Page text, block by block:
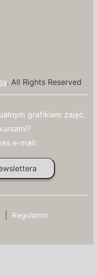
. All Rights Reserved
grafikiem zajęć,
e-mail:
Regulamin